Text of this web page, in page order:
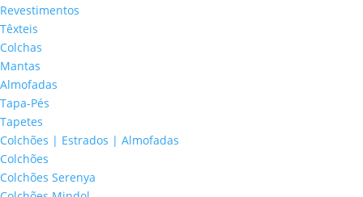
Revestimentos
Têxteis
Colchas
Mantas
Almofadas
Tapa-Pés
Tapetes
Colchões | Estrados | Almofadas
Colchões
Colchões Serenya